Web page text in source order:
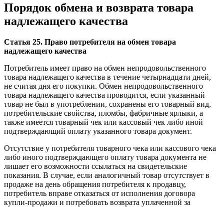
Порядок обмена и возврата товара
надлежащего качества
Статья 25. Право потребителя на обмен товара
надлежащего качества
Потребитель имеет право на обмен непродовольственного
товара надлежащего качества в течение четырнадцати дней,
не считая дня его покупки. Обмен непродовольственного
товара надлежащего качества проводится, если указанный
товар не был в употреблении, сохранены его товарный вид,
потребительские свойства, пломбы, фабричные ярлыки, а
также имеется товарный чек или кассовый чек либо иной
подтверждающий оплату указанного товара документ.
Отсутствие у потребителя товарного чека или кассового чека
либо иного подтверждающего оплату товара документа не
лишает его возможности ссылаться на свидетельские
показания. В случае, если аналогичный товар отсутствует в
продаже на день обращения потребителя к продавцу,
потребитель вправе отказаться от исполнения договора
купли-продажи и потребовать возврата уплаченной за